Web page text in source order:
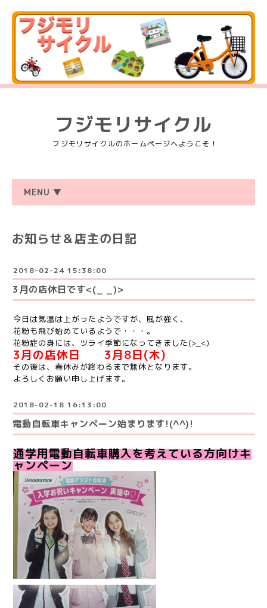
フジモリサイクル
フジモリサイクルのホームページへようこそ！
MENU ▼
お知らせ＆店主の日記
2018-02-24 15:38:00
3月の店休日です<(_ _)>
今日は気温は上がったようですが、風が強く、
花粉も飛び始めているようで・・・。
花粉症の身には、ツライ季節になってきました(>_<)
3月の店休日 3月8日(木)
その後は、春休みが終わるまで無休となります。
よろしくお願い申し上げます。
2018-02-18 16:13:00
電動自転車キャンペーン始まります!(^^)!
通学用電動自転車購入を考えている方向けキ
ャンペーン